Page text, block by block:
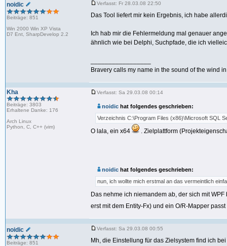
noidic
Beiträge: 851
Win 2000 Win XP Vista
D7 Ent, SharpDevelop 2.2
Verfasst: Fr 28.03.08 22:50
Das Tool liefert mir kein Ergebnis, ich habe
Ich hab mir die Fehlermeldung mal genauer
ähnlich wie bei Delphi, Suchpfade, die ich
Bravery calls my name in the sound of the wind
Kha
Beiträge: 3803
Erhaltene Danke: 176
Arch Linux
Python, C, C++ (vim)
Verfasst: Sa 29.03.08 00:14
noidic hat folgendes geschrieben:
Verzeichnis C:\Program Files (x86)\Microsoft SQL
O lala, ein x64 . Zielplattform
noidic hat folgendes geschrieben:
nun, ich wollte mich erstmal an das vermeintlich
Das nehme ich niemandem ab, der sich mit
erst mit dem Entity-Fx) und ein O/R-Mapper
noidic
Beiträge: 851
Verfasst: Sa 29.03.08 00:55
Mh, die Einstellung für das Zielsystem find ich